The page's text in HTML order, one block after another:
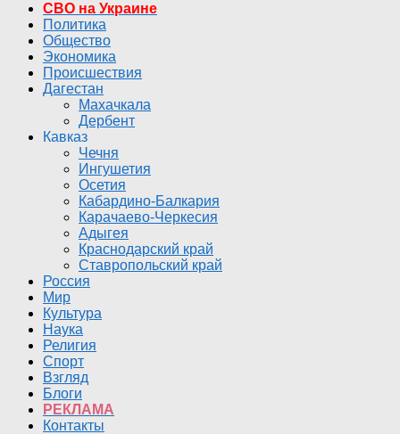
СВО на Украине
Политика
Общество
Экономика
Происшествия
Дагестан
Махачкала
Дербент
Кавказ
Чечня
Ингушетия
Осетия
Кабардино-Балкария
Карачаево-Черкесия
Адыгея
Краснодарский край
Ставропольский край
Россия
Мир
Культура
Наука
Религия
Спорт
Взгляд
Блоги
РЕКЛАМА
Контакты